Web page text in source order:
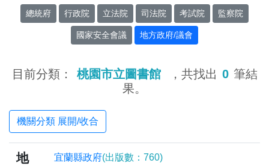
總統府 行政院 立法院 司法院 考試院 監察院
國家安全會議 地方政府/議會
目前分類： 桃園市立圖書館 ，共找出 0 筆結
果。
機關分類 展開/收合
地
宜蘭縣政府(出版數：760)